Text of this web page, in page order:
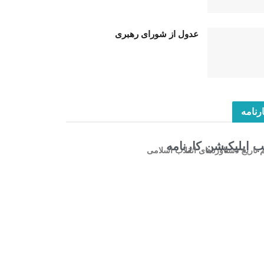
عدول از شورای رهبری
اپلیکیشن کارنامه
تاریخ دستاوردهای انقلاب اسلامی